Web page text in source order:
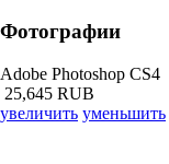
Фотографии
Adobe Photoshop CS4
25,645 RUB
увеличить уменьшить